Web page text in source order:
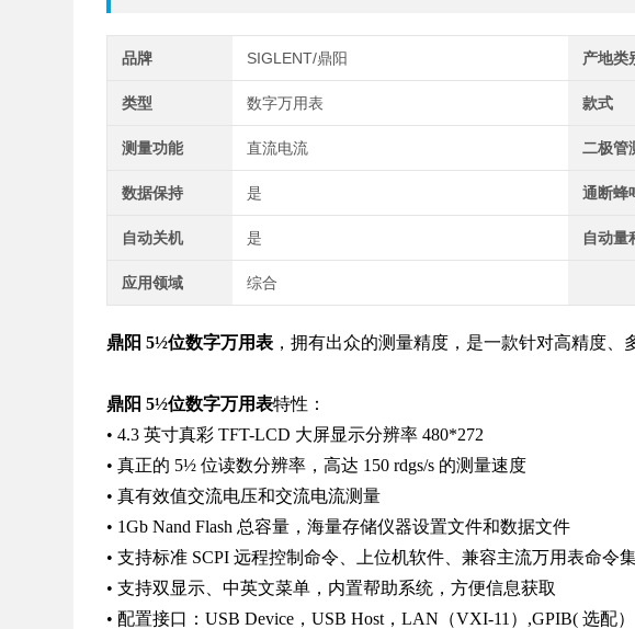
品牌 SIGLENT/鼎阳 产地类
类型 数字万用表 款式
测量功能 直流电流 二极管
数据保持 是 通断蜂
自动关机 是 自动量
应用领域 综合
鼎阳 5½位数字万用表 ，拥有出众的测量精度，是一款针对高精度、
鼎阳 5½位数字万用表特性：
• 4.3 英寸真彩 TFT-LCD 大屏显示分辨率 480*272
• 真正的 5½ 位读数分辨率，高达 150 rdgs/s 的测量速度
• 真有效值交流电压和交流电流测量
• 1Gb Nand Flash 总容量，海量存储仪器设置文件和数据文件
• 支持标准 SCPI 远程控制命令、上位机软件、兼容主流万用表命令
• 支持双显示、中英文菜单，内置帮助系统，方便信息获取
• 配置接口：USB Device，USB Host，LAN（VXI-11）,GPIB( 选配）